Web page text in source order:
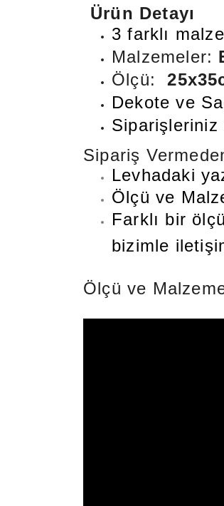
Ürün Detayı
3 farklı
Malzemeler:
Ölçü:
Dekote ve
Sipariş
Levhadaki
Ölçü ve
Farklı bir
bizimle
Ölçü ve